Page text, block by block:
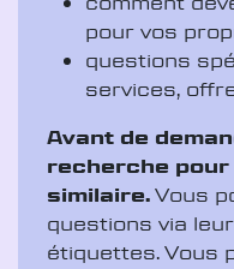
pour vos
questions
services,
Avant de
recherche
similaire.Vous
questions via
étiquettes. Vous